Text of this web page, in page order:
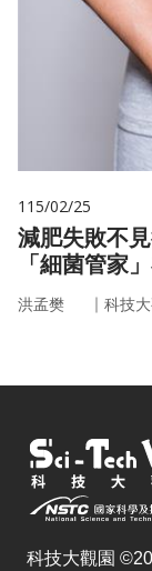
115/02/25
減肥失敗不
「細菌管家
洪孟樊 ｜ 科技
科技大觀園